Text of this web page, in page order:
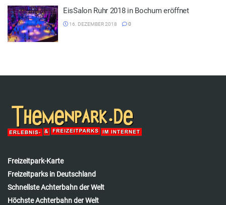
EisSalon Ruhr 2018 in Bochum eröffnet
16. DEZEMBER 2018 0
Freizeitpark-Karte
Freizeitparks in Deutschland
Schnellste Achterbahn der Welt
Höchste Achterbahn der Welt